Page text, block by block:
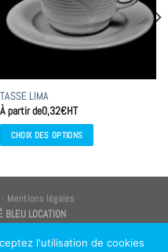
TASSE LIMA
À partir de0,32€HT
CHOIX DES OPTIONS
plusieurs
- Mentions légales
BLEU LOCATION
pour la réussite de vos réceptions
l'utilisation de cookies